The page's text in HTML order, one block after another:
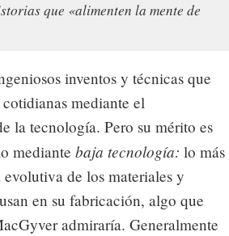
que «alimenten la mente de
inventos y técnicas que
mediante el
la tecnología. Pero su mérito es
mediante baja tecnología: lo más
de los materiales y
en su fabricación, algo que
admiraría. Generalmente